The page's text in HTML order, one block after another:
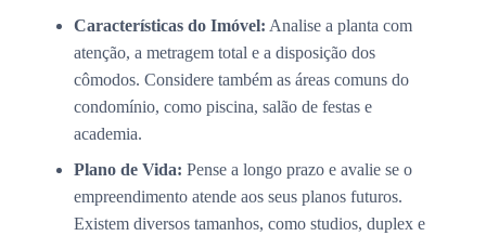
Características do Imóvel: Analise a planta com
atenção, a metragem total e a disposição dos
cômodos. Considere também as áreas comuns do
condomínio, como piscina, salão de festas e
academia.
Plano de Vida: Pense a longo prazo e avalie se o
empreendimento atende aos seus planos futuros.
Existem diversos tamanhos, como studios, duplex e